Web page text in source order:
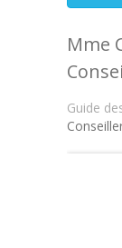
Mme
Guide